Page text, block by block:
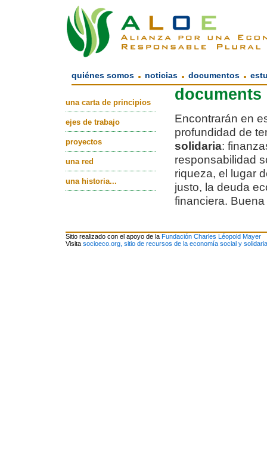
quiénes somos . noticias . documentos .
una carta de principios
ejes de trabajo
proyectos
una red
una historia...
documents
Encontrarán en
profundidad de
solidaria:
responsabilidad
riqueza, el lugar
justo, la deuda
financiera.
Sitio realizado con el apoyo de la Fundación Charles Léopold Mayer
Visita socioeco.org, sitio de recursos de la economía social y solidaria